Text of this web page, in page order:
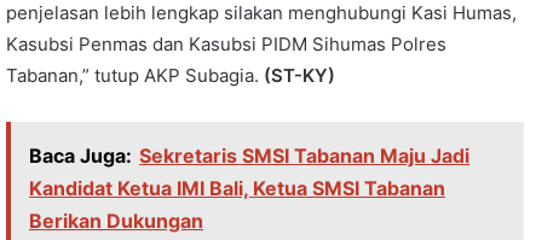
penjelasan lebih lengkap silakan menghubungi Kasi Humas,
Kasubsi Penmas dan Kasubsi PIDM Sihumas Polres
Tabanan,” tutup AKP Subagia. (ST-KY)
Baca Juga: Sekretaris SMSI Tabanan Maju Jadi
Kandidat Ketua IMI Bali, Ketua SMSI Tabanan
Berikan Dukungan